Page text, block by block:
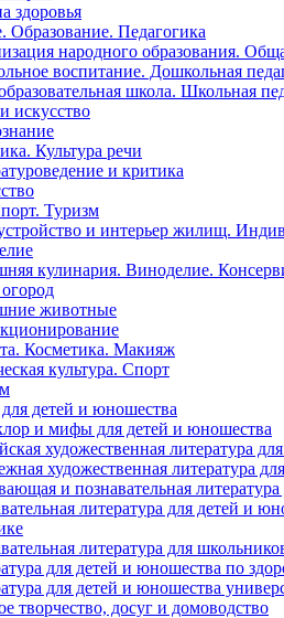
здоровья
Образование. Педагогика
народного образования.
воспитание. Дошкольная
школа. Школьная
искусство
Культура речи
и критика
Туризм
и интерьер жилищ.
кулинария. Виноделие.
животные
Косметика. Макияж
культура. Спорт
детей и юношества
и мифы для детей и юношества
художественная литература
художественная литература
и познавательная
литература для детей и
литература для
для детей и юношества по
для детей и юношества
творчество, досуг и домоводство